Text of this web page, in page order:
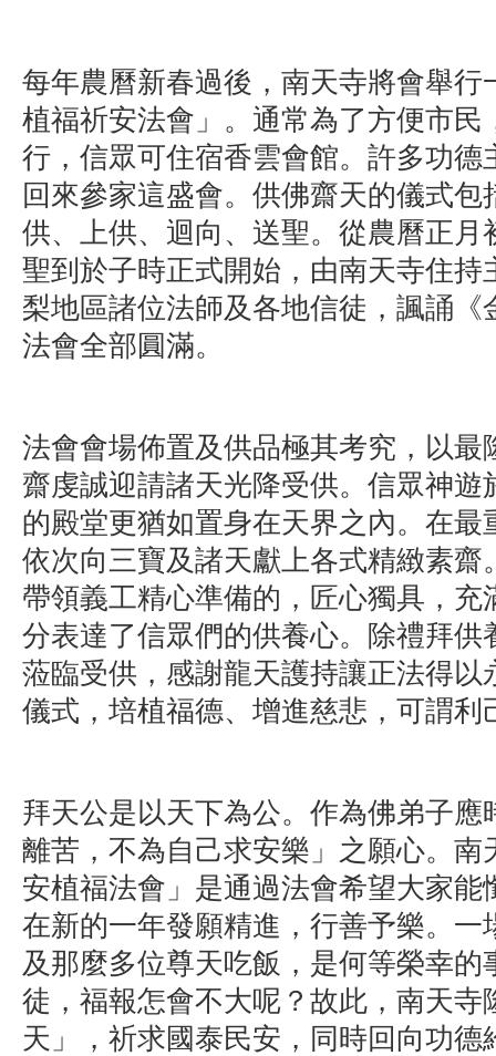
每年農曆新春過後，南天寺將會舉行
植福祈安法會」。通常為了方便市民
行，信眾可住宿香雲會館。許多功德
回來參家這盛會。供佛齋天的儀式
供、上供、迴向、送聖。從農曆正月
聖到於子時正式開始，由南天寺住持
梨地區諸位法師及各地信徒，諷誦《
法會全部圓滿。
法會會場佈置及供品極其考究，以最
齋虔誠迎請諸天光降受供。信眾神遊
的殿堂更猶如置身在天界之內。在最
依次向三寶及諸天獻上各式精緻素齋
帶領義工精心準備的，匠心獨具，充
分表達了信眾們的供養心。除禮拜供
蒞臨受供，感謝龍天護持讓正法得以
儀式，培植福德、增進慈悲，可謂利
拜天公是以天下為公。作為佛弟子應
離苦，不為自己求安樂」之願心。南
安植福法會」是通過法會希望大家能
在新的一年發願精進，行善予樂。一
及那麼多位尊天吃飯，是何等榮幸的
徒，福報怎會不大呢？故此，南天寺
天」，祈求國泰民安，同時回向功